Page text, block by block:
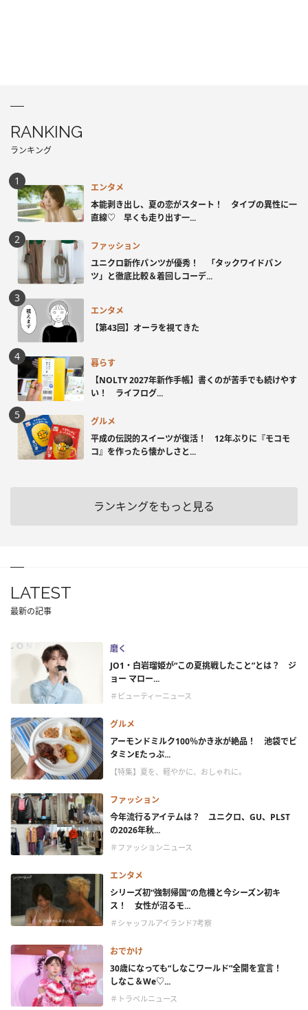
RANKING
ランキング
エンタメ
本能剥き出し、夏の恋がスタート！ タイプの異性に一
直線♡ 早くも走り出す一...
ファッション
ユニクロ新作パンツが優秀！ 「タックワイドパン
ツ」と徹底比較＆着回しコーデ...
エンタメ
【第43回】オーラを視てきた
暮らす
【NOLTY 2027年新作手帳】書くのが苦手でも続けやす
い！ ライフログ...
グルメ
平成の伝説的スイーツが復活！ 12年ぶりに『モコモ
コ』を作ったら懐かしさと...
ランキングをもっと見る
LATEST
最新の記事
磨く
JO1・白岩瑠姫が“この夏挑戦したこと”とは？ ジ
ョー マロー...
＃ビューティーニュース
グルメ
アーモンドミルク100％かき氷が絶品！ 池袋でビ
タミンEたっぷ...
【特集】夏を、軽やかに、おしゃれに。
ファッション
今年流行るアイテムは？ ユニクロ、GU、PLST
の2026年秋...
＃ファッションニュース
エンタメ
シリーズ初“強制帰国”の危機と今シーズン初キ
ス！ 女性が沼るモ...
＃シャッフルアイランド7考察
おでかけ
30歳になっても“しなこワールド”全開を宣言！
しなこ＆We♡...
＃トラベルニュース